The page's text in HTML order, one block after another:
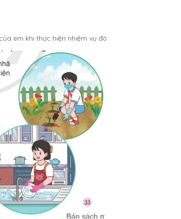
em khi thực hiện nhiệm vụ đó.